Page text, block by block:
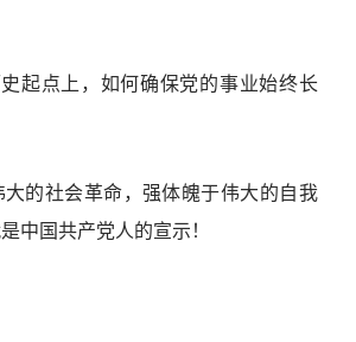
点上，如何确保党的事业始终长
的社会革命，强体魄于伟大的自我
中国共产党人的宣示！